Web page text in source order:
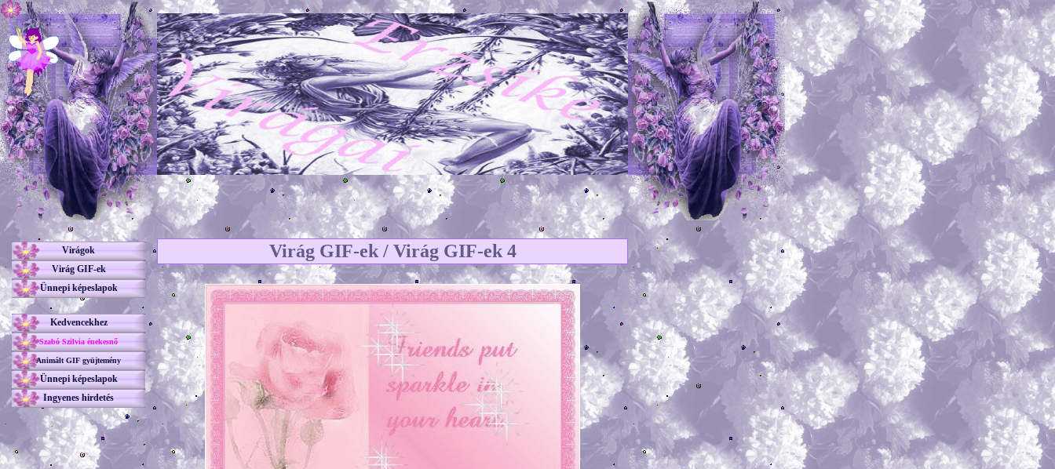
Virágok
Virág GIF-ek
Ünnepi képeslapok
Kedvencekhez
Szabó Szilvia énekesnő
Animált GIF gyüjtemény
Ünnepi képeslapok
Ingyenes hirdetés
Virág GIF-ek / Virág GIF-ek 4